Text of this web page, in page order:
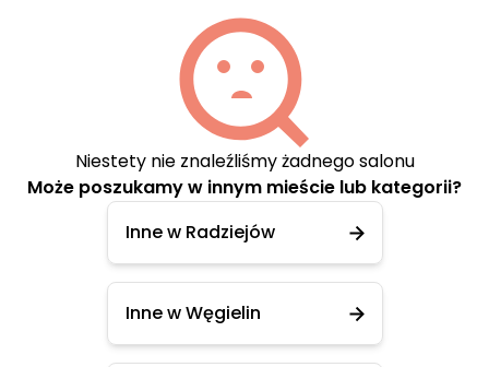
Niestety nie znaleźliśmy żadnego salonu
Może poszukamy w innym mieście lub kategorii?
Inne w Radziejów
Inne w Węgielin